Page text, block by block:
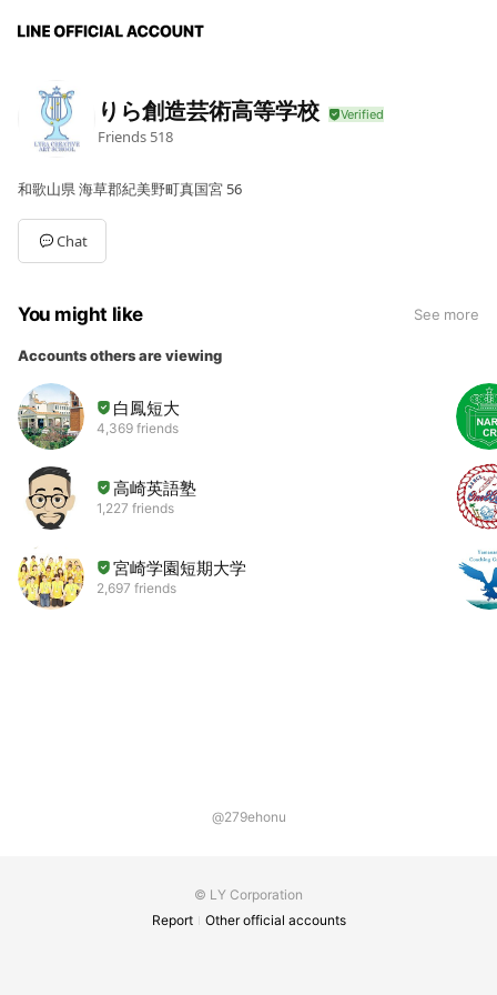
りら創造芸術高等学校
Friends 518
和歌山県 海草郡紀美野町真国宮 56
Chat
You might like See more
Accounts others are viewing
白鳳短大
4,369 friends
高崎英語塾
1,227 friends
宮崎学園短期大学
2,697 friends
@279ehonu
© LY Corporation
Report
Other official accounts